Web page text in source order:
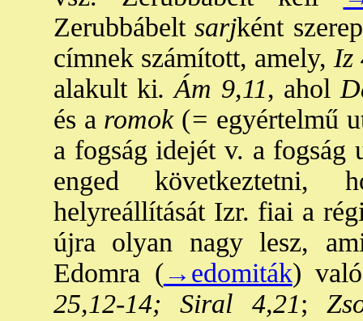
Zerubbábeltsarjként
címnek számított, amely, Iz
alakult ki. Ám 9,11, ahol
és a romok (= egyértelmű
a fogság idejét v. a fogság
enged következtetni,
helyreállítását Izr. fiai a
újra olyan nagy lesz,
Edomra (→edomiták)
25,12-14; Siral 4,21;